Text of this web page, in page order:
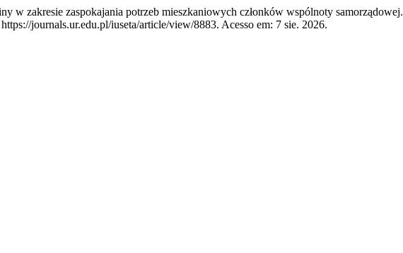
w zakresie zaspokajania potrzeb mieszkaniowych członków wspólnoty samorządowej.
journals.ur.edu.pl/iuseta/article/view/8883. Acesso em: 7 sie. 2026.